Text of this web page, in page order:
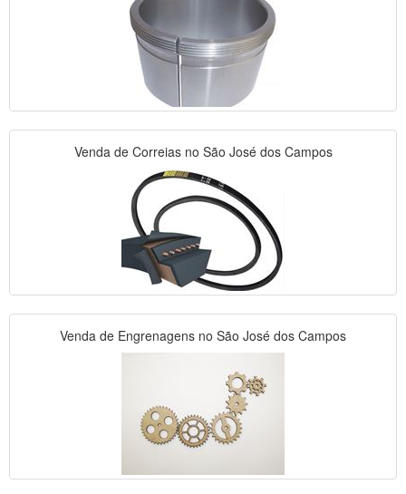
Venda de Correias no São José dos Campos
Venda de Engrenagens no São José dos Campos